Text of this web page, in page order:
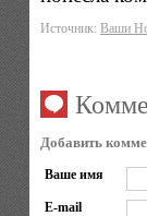
Источник: Ваши
Добавить
Ваше имя
E-mail